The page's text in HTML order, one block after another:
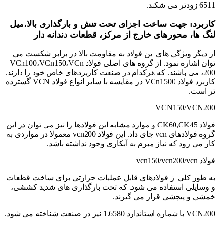
6511 زودتر می شکند.
کاربرد: جهت ساخت اجزای تحت تنش و بارگذاری بالا،میل
لنگ ها، محورهای خارج از مرکز، قطعات دندانه دار
از دیگر ویژگی های این فولاد به مقاومت بالا در برابر شکست می
توان اشاره نمود. از گروه های اصلی فولاد VCn100،VCn150، VCn
200، می باشند. که هرکدام در صنعت کاربردهای خاص خود را دارند.
کاربرد فولاد VCn1500 در مقایسه با سایر انواع فولاد VCN گسترده
تر است.
VCN150/VCN200
فولاد CK60,CK45 و موارد مشابه این فولادها را نیز می توان در این
گروه فولادهای vcn جای داد. این فولاد vcn200 معمولا در مواردی به
کار می رود که نیاز مبرم به آبکاری وجود نداشته باشد.
فولاد vcn150/vcn200/vcn
به طور کلی از فولادهای قابل عملیات حرارتی برای ساخت قطعات
و وسایلی استفاده می شود. که تحت بارگذاری های شدید کششی،
خمشی و پیچشی قرار می گیرند.
VCN200 با شماره استاندارد 1.6580 نیز در صنعت شناخته می شود.